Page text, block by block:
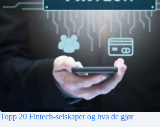
Topp 20 Fintech-selskaper og hva de gjør